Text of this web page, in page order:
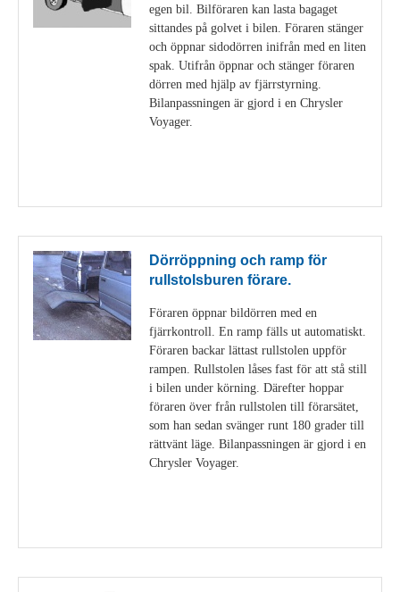
egen bil. Bilföraren kan lasta bagaget
sittandes på golvet i bilen. Föraren stänger
och öppnar sidodörren inifrån med en liten
spak. Utifrån öppnar och stänger föraren
dörren med hjälp av fjärrstyrning.
Bilanpassningen är gjord i en Chrysler
Voyager.
Dörröppning och ramp för
rullstolsburen förare.
Föraren öppnar bildörren med en
fjärrkontroll. En ramp fälls ut automatiskt.
Föraren backar lättast rullstolen uppför
rampen. Rullstolen låses fast för att stå still
i bilen under körning. Därefter hoppar
föraren över från rullstolen till förarsätet,
som han sedan svänger runt 180 grader till
rättvänt läge. Bilanpassningen är gjord i en
Chrysler Voyager.